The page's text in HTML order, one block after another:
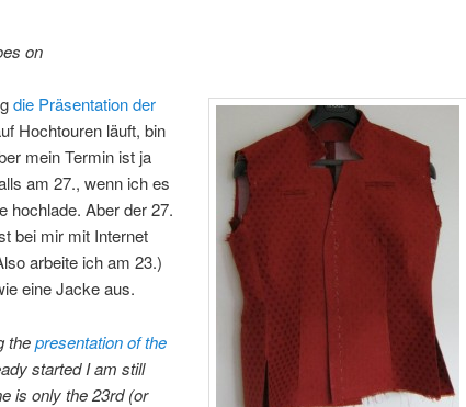
on
die Präsentation der
Hochtouren läuft, bin
mein Termin ist ja
am 27., wenn ich es
hochlade. Aber der 27.
bei mir mit Internet
arbeite ich am 23.)
eine Jacke aus.
thepresentation of the
started I am still
is only the 23rd (or